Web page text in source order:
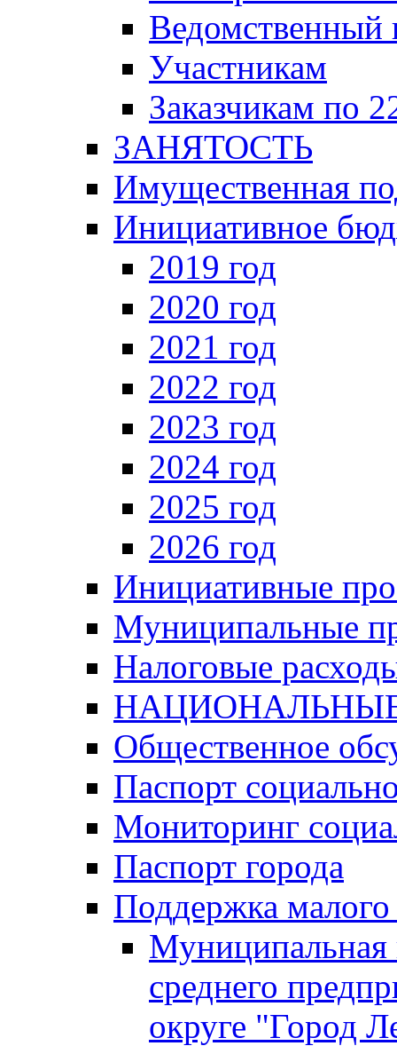
Ведомственный
Участникам
Заказчикам по
ЗАНЯТОСТЬ
Имущественная
Инициативное
2019 год
2020 год
2021 год
2022 год
2023 год
2024 год
2025 год
2026 год
Инициативные
Муниципальные
Налоговые
Общественное
Паспорт
Мониторинг
Паспорт города
Поддержка малого
Муниципальная
среднего
округе "Город